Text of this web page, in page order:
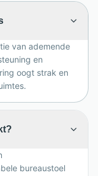
geven extra
is deze
zelfmontage.
van ademende
en
oogt strak en
bureaustoel